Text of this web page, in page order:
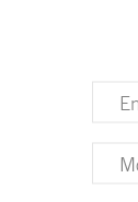
Votre
Votre